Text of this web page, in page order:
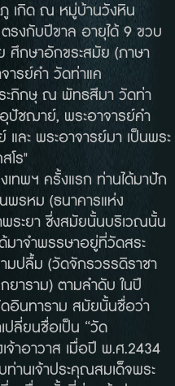
เกิด ณ หมู่บ้านวังหิน
รงกับปีขาล อายุได้ 9 ขวบ
ศึกษาอักขระสมัย (ภาษา
ารย์คำ วัดท่าแค
ะภิกษุ ณ พัทธสีมา วัดท่า
ปัชฌาย์, พระอาจารย์คำ
และ พระอาจารย์มา เป็นพระ
โร"
ทพฯ ครั้งแรก ท่านได้มาปัก
รหม (ธนาคารแห่ง
พระยา ซึ่งสมัยนั้นบริเวณนั้น
มาจำพรรษาอยู่ที่วัดสระ
มปลื้ม (วัดจักรวรรดิราชา
ยาราม) ตามลำดับ ในปี
อินทาราม สมัยนั้นชื่อว่า
ลี่ยนชื่อเป็น “วัด
จ้าอาวาส เมื่อปี พ.ศ.2434
านเจ้าประคุณสมเด็จพระ